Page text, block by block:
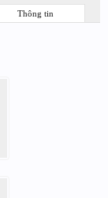
Thông tin